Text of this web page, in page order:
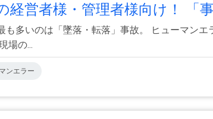
経営者様・管理者様向け！ 「
多いのは「墜落・転落」事故。 ヒューマン
場の...
ンエラー